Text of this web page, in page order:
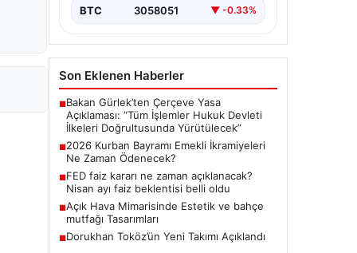
BTC 3058051 ▼ -0.33%
Son Eklenen Haberler
■Bakan Gürlek’ten Çerçeve Yasa
Açıklaması: “Tüm İşlemler Hukuk Devleti
İlkeleri Doğrultusunda Yürütülecek”
■2026 Kurban Bayramı Emekli İkramiyeleri
Ne Zaman Ödenecek?
■FED faiz kararı ne zaman açıklanacak?
Nisan ayı faiz beklentisi belli oldu
■Açık Hava Mimarisinde Estetik ve bahçe
mutfağı Tasarımları
■Dorukhan Toköz’ün Yeni Takımı Açıklandı